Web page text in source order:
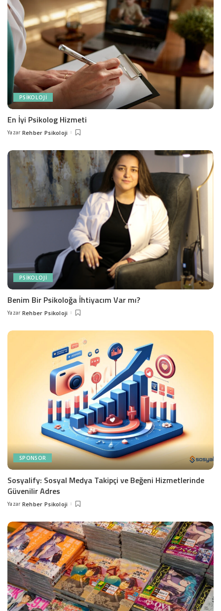
PSIKOLOJI
En İyi Psikolog Hizmeti
Posted
Yazar Rehber Psikoloji
PSIKOLOJI
Benim Bir Psikoloğa İhtiyacım Var mı?
Posted
Yazar Rehber Psikoloji
SPONSOR
Sosyalify: Sosyal Medya Takipçi ve Beğeni Hizmetlerinde
Güvenilir Adres
Posted
Yazar Rehber Psikoloji